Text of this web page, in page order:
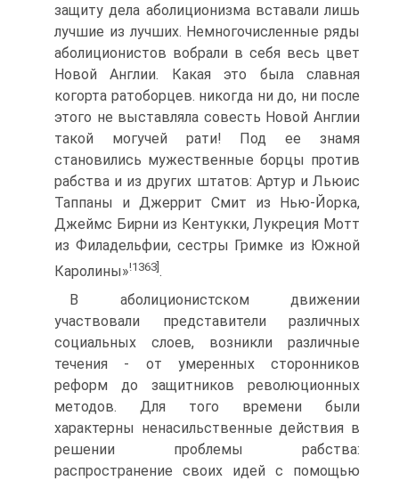
защиту дела аболиционизма вставали лишь
лучшие из лучших. Немногочисленные ряды
аболиционистов вобрали в себя весь цвет
Новой Англии. Какая это была славная
когорта ратоборцев. никогда ни до, ни после
этого не выставляла совесть Новой Англии
такой могучей рати! Под ее знамя
становились мужественные борцы против
рабства и из других штатов: Артур и Льюис
Таппаны и Джеррит Смит из Нью-Йорка,
Джеймс Бирни из Кентукки, Лукреция Мотт
из Филадельфии, сестры Гримке из Южной
Каролины»!1363] .
В аболиционистском движении
участвовали представители различных
социальных слоев, возникли различные
течения - от умеренных сторонников
реформ до защитников революционных
методов. Для того времени были
характерны ненасильственные действия в
решении проблемы рабства:
распространение своих идей с помощью